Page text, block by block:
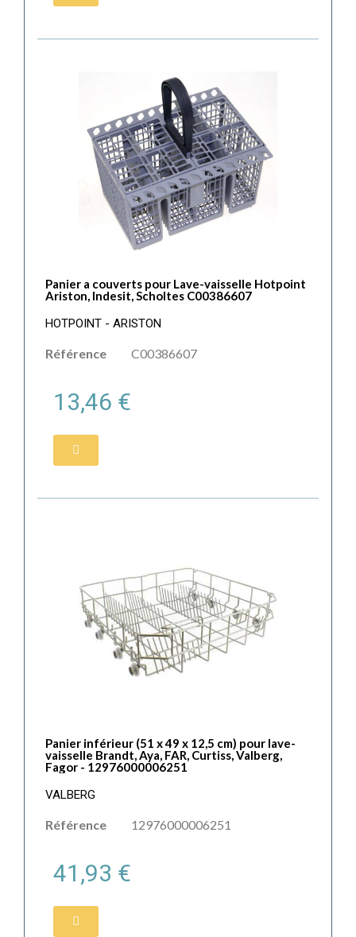
Panier a couverts pour Lave-vaisselle Hotpoint
Ariston, Indesit, Scholtes C00386607
HOTPOINT - ARISTON
Référence C00386607
13,46 €
Panier inférieur (51 x 49 x 12,5 cm) pour lave-
vaisselle Brandt, Aya, FAR, Curtiss, Valberg,
Fagor - 12976000006251
VALBERG
Référence 12976000006251
41,93 €